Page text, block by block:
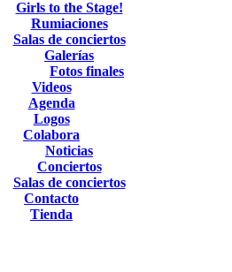
Girls to the Stage!
Rumiaciones
Salas de conciertos
Galerías
Fotos finales
Videos
Agenda
Logos
Colabora
Noticias
Conciertos
Salas de conciertos
Contacto
Tienda